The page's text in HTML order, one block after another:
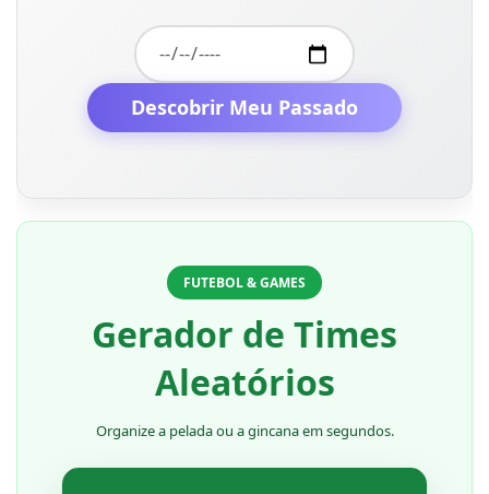
Descobrir Meu Passado
FUTEBOL & GAMES
Gerador de Times
Aleatórios
Organize a pelada ou a gincana em segundos.